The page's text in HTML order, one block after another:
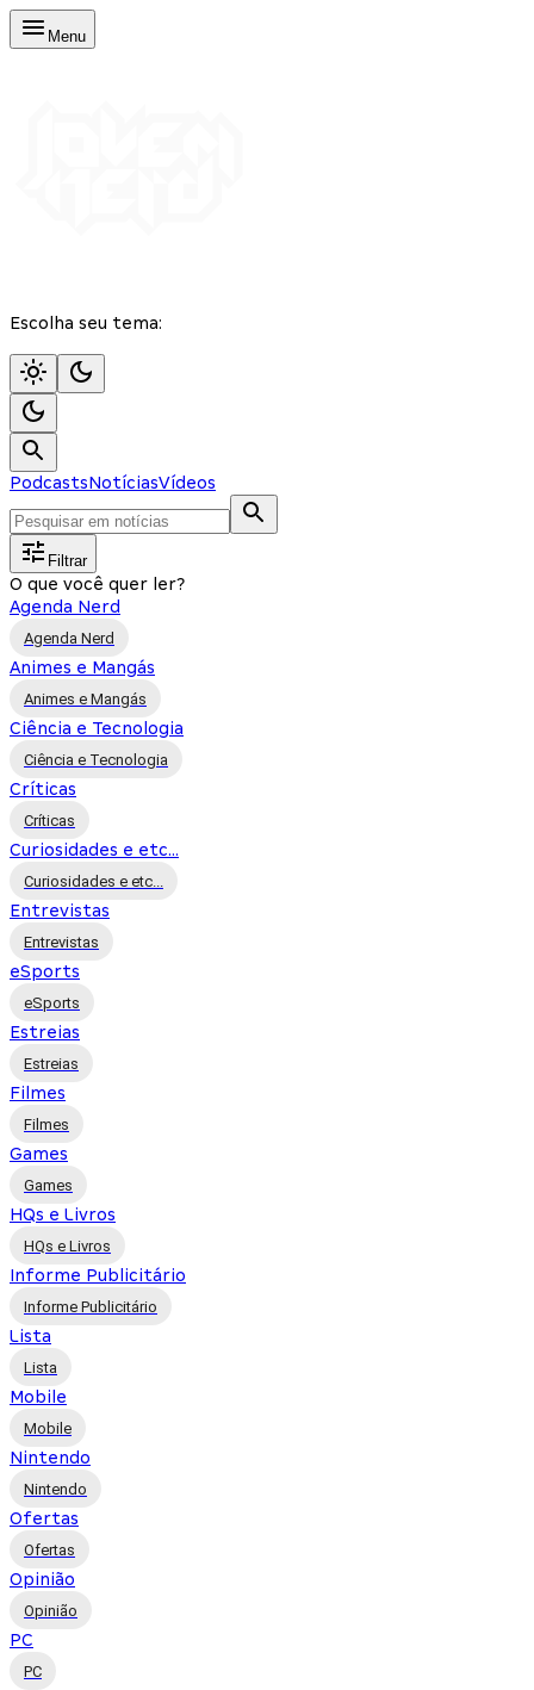
Menu
Escolha seu tema:
PodcastsNotíciasVídeos
Filtrar
O que você quer ler?
Agenda Nerd
Agenda Nerd
Animes e Mangás
Animes e Mangás
Ciência e Tecnologia
Ciência e Tecnologia
Críticas
Críticas
Curiosidades e etc...
Curiosidades e etc...
Entrevistas
Entrevistas
eSports
eSports
Estreias
Estreias
Filmes
Filmes
Games
Games
HQs e Livros
HQs e Livros
Informe Publicitário
Informe Publicitário
Lista
Lista
Mobile
Mobile
Nintendo
Nintendo
Ofertas
Ofertas
Opinião
Opinião
PC
PC